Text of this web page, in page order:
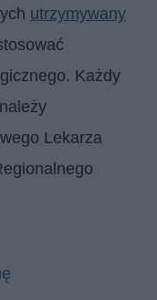
utrzymywany
Każdy
Lekarza